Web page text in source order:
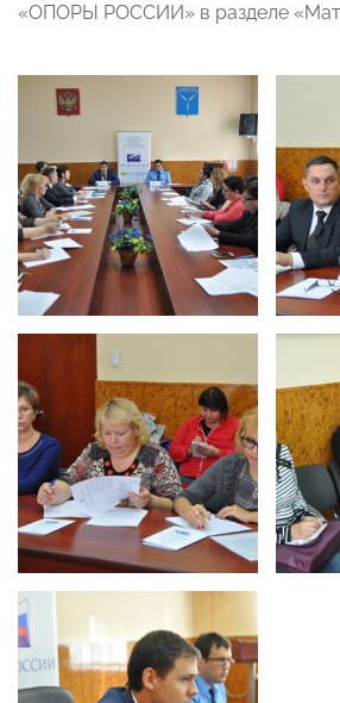
«ОПОРЫ РОССИИ» в разделе